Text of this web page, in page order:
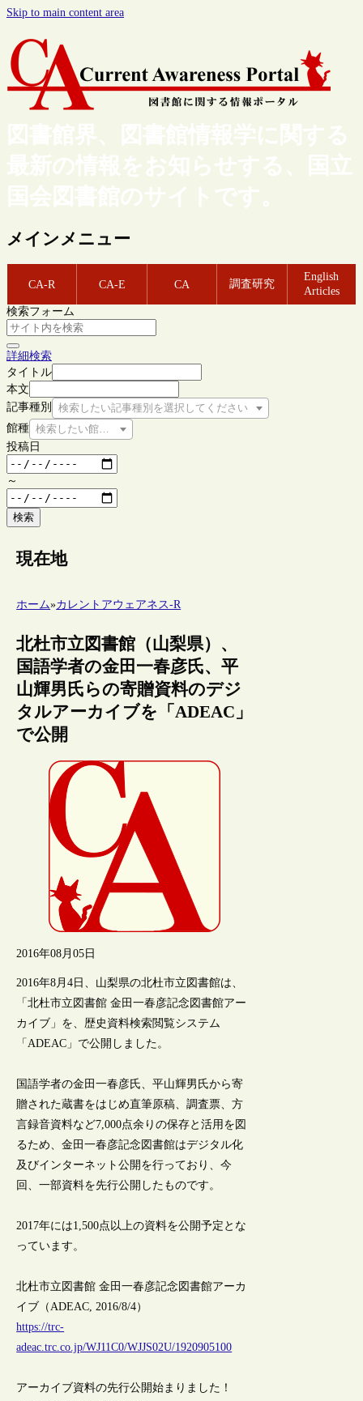
Skip to main content area
図書館界、図書館情報学に関する
最新の情報をお知らせする、国立
国会図書館のサイトです。
メインメニュー
CA-R CA-E CA 調査研究
English
Articles
検索フォーム
詳細検索
タイトル
本文
記事種別
検索したい記事種別を選択してください
館種 検索したい館種を選択してください
投稿日
～
検索
現在地
ホーム»カレントアウェアネス-R
北杜市立図書館（山梨県）、
国語学者の金田一春彦氏、平
山輝男氏らの寄贈資料のデジ
タルアーカイブを「ADEAC」
で公開
2016年08月05日
2016年8月4日、山梨県の北杜市立図書館は、
「北杜市立図書館 金田一春彦記念図書館アー
カイブ」を、歴史資料検索閲覧システム
「ADEAC」で公開しました。
国語学者の金田一春彦氏、平山輝男氏から寄
贈された蔵書をはじめ直筆原稿、調査票、方
言録音資料など7,000点余りの保存と活用を図
るため、金田一春彦記念図書館はデジタル化
及びインターネット公開を行っており、今
回、一部資料を先行公開したものです。
2017年には1,500点以上の資料を公開予定とな
っています。
北杜市立図書館 金田一春彦記念図書館アーカ
イブ（ADEAC, 2016/8/4）
https://trc-
adeac.trc.co.jp/WJ11C0/WJJS02U/1920905100
アーカイブ資料の先行公開始まりました！